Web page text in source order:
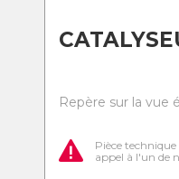
Repère sur la vue
Pièce
appel à l'un de